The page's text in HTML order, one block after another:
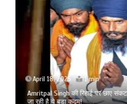
April 18, 2025 1 min
Amritpal Singh की रिहाई पर छाए
जा रही है ये बड़ा कदम!